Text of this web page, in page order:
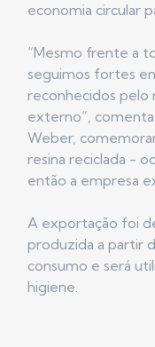
economia circular
“Mesmo frente a
seguimos fortes
reconhecidos pelo
externo”,
Weber,
resina reciclada -
então a empresa
A exportação foi
produzida a partir
consumo e será
higiene.